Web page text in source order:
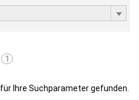
1
für Ihre Suchparameter gefunden.